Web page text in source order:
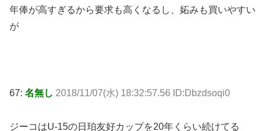
年俸が高すぎるから要求も高くなるし、妬みも買いやすい
が
67: 名無し 2018/11/07(水) 18:32:57.56 ID:Dbzdsoqi0
ジーコはU-15の日珀友好カップを20年くらい続けてる